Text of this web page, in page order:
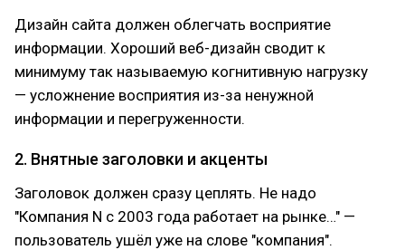
Дизайн сайта должен облегчать восприятие
информации. Хороший веб-дизайн сводит к
минимуму так называемую когнитивную нагрузку
— усложнение восприятия из-за ненужной
информации и перегруженности.
2. Внятные заголовки и акценты
Заголовок должен сразу цеплять. Не надо
"Компания N с 2003 года работает на рынке…" —
пользователь ушёл уже на слове "компания".